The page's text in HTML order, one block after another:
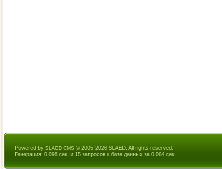
Powered by SLAED CMS © 2005-2026 SLAED. All rights reserved.
Генерация: 0.098 сек. и 15 запросов к базе данных за 0.064 сек.